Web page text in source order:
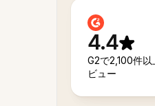
4.4
G2で2,100件以
ビュー